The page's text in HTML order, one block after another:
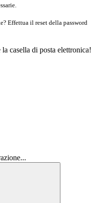
Effettua il reset della password
casella di posta elettronica!